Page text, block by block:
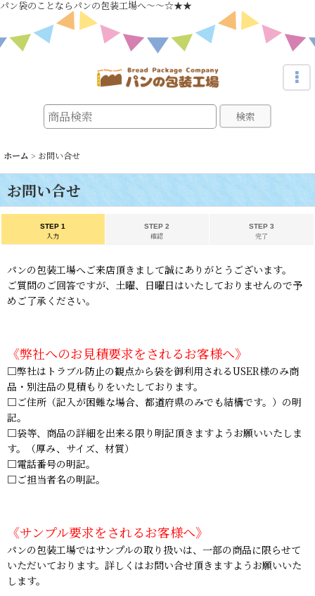
パン袋のことならパンの包装工場へ～～☆★★
検索
ホーム > お問い合せ
お問い合せ
STEP 1
入力
STEP 2
確認
STEP 3
完了
パンの包装工場へご来店頂きまして誠にありがとうございます。
ご質問のご回答ですが、土曜、日曜日はいたしておりませんので予
めご了承ください。
《弊社へのお見積要求をされるお客様へ》
□弊社はトラブル防止の観点から袋を御利用されるUSER様のみ商
品・別注品の見積もりをいたしております。
□ご住所（記入が困難な場合、都道府県のみでも結構です。）の明
記。
□袋等、商品の詳細を出来る限り明記頂きますようお願いいたしま
す。（厚み、サイズ、材質）
□電話番号の明記。
□ご担当者名の明記。
《サンプル要求をされるお客様へ》
パンの包装工場ではサンプルの取り扱いは、一部の商品に限らせて
いただいております。詳しくはお問い合せ頂きますようお願いいた
します。